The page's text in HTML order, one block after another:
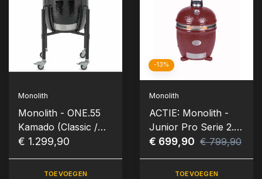
Monolith
Monolith - ONE.55
Kamado (Classic /
Large Model)
€ 1.299,90
TOEVOEGEN
-13%
Monolith
ACTIE: Monolith -
Junior Pro Serie 2.0
- Rood excl.
€ 699,90 € 799,90
TOEVOEGEN